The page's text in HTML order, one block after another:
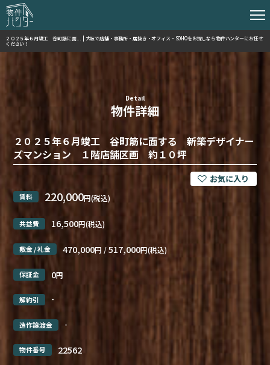
２０２５年６月竣工 谷町筋に面... | 大阪で店舗・事務所・居抜き・オフィス・SOHOをお探しなら物件ハンターにお任せ
ください！
Detail
物件詳細
２０２５年６月竣工 谷町筋に面する 新築デザイナー
ズマンション １階店舗区画 約１０坪
賃料 220,000円(税込)
共益費 16,500円(税込)
敷金 / 礼金 470,000円 /517,000円(税込)
保証金 0円
解約引 -
造作譲渡金 -
物件番号 22562